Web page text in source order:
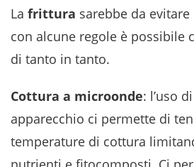
La frittura sarebbe da
con alcune regole è possibile
di tanto in tanto.
Cottura a microonde: l’uso
apparecchio ci permette di
temperature di cottura